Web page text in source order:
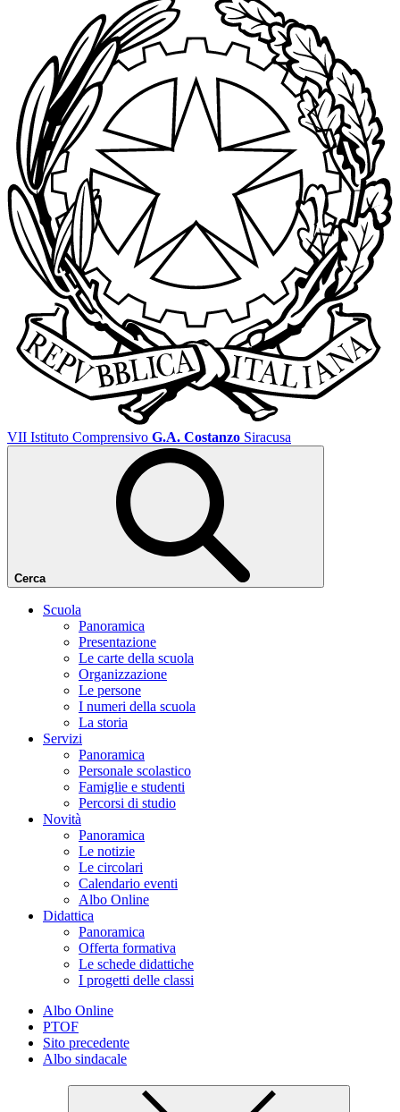
VII Istituto Comprensivo G.A. Costanzo Siracusa
Cerca
Scuola
Panoramica
Presentazione
Le carte della scuola
Organizzazione
Le persone
I numeri della scuola
La storia
Servizi
Panoramica
Personale scolastico
Famiglie e studenti
Percorsi di studio
Novità
Panoramica
Le notizie
Le circolari
Calendario eventi
Albo Online
Didattica
Panoramica
Offerta formativa
Le schede didattiche
I progetti delle classi
Albo Online
PTOF
Sito precedente
Albo sindacale